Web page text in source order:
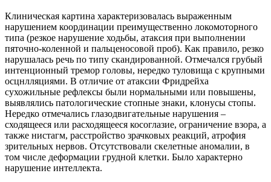
Клиническая картина характеризовалась выраженным
нарушением координации преимущественно локомоторного
типа (резкое нарушение ходьбы, атаксия при выполнении
пяточно-коленной и пальценосовой проб). Как правило, резко
нарушалась речь по типу скандированной. Отмечался грубый
интенционный тремор головы, нередко туловища с крупными
осцнлляциями. В отличие от атаксии Фридрейха
сухожильные рефлексы были нормальными или повышены,
выявлялись патологические стопные знаки, клонусы стопы.
Нередко отмечались глазодвигательные нарушения –
сходящееся или расходящееся косоглазие, ограничение взора, а
также нистагм, расстройство зрачковых реакций, атрофия
зрительных нервов. Отсутствовали скелетные аномалии, в
том числе деформации грудной клетки. Было характерно
нарушение интеллекта.